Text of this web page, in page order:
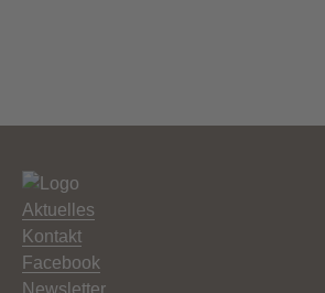
Aktuelles
Kontakt
Facebook
Newsletter